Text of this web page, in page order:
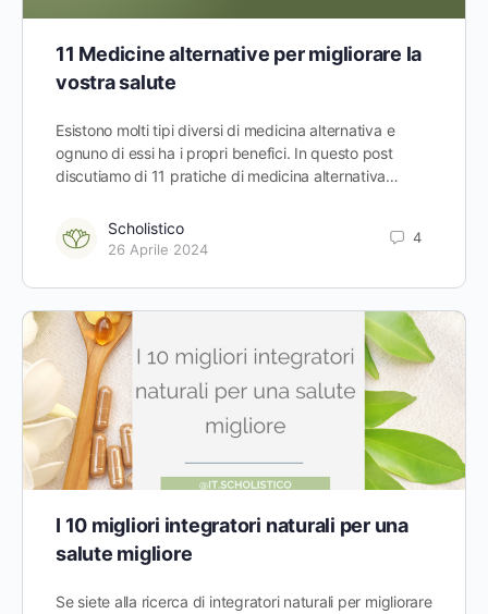
11 Medicine alternative per migliorare la
vostra salute
Esistono molti tipi diversi di medicina alternativa e
ognuno di essi ha i propri benefici. In questo post
discutiamo di 11 pratiche di medicina alternativa…
Scholistico
26 Aprile 2024
4
I 10 migliori integratori naturali per una
salute migliore
Se siete alla ricerca di integratori naturali per migliorare